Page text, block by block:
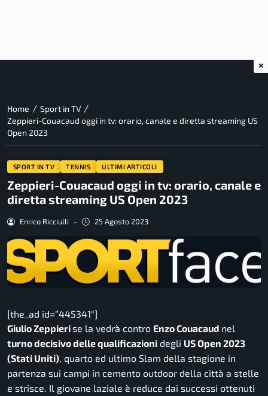
Home / Sport in TV /
Zeppieri-Couacaud oggi in tv: orario, canale e diretta streaming US
Open 2023
SPORT IN TV TENNIS ULTIMI ARTICOLI
Zeppieri-Couacaud oggi in tv: orario, canale e
diretta streaming US Open 2023
Enrico Ricciulli - 25 Agosto 2023
[the_ad id=”445341″]
Giulio Zeppierise la vedrà contro Enzo Couacaud nel
turno decisivo delle qualificazioni degli US Open 2023
(Stati Uniti) , quarto ed ultimo Slam della stagione in
partenza sui campi in cemento outdoor della città a stelle
e strisce. Il giovane laziale è reduce dai successi ottenuti
×